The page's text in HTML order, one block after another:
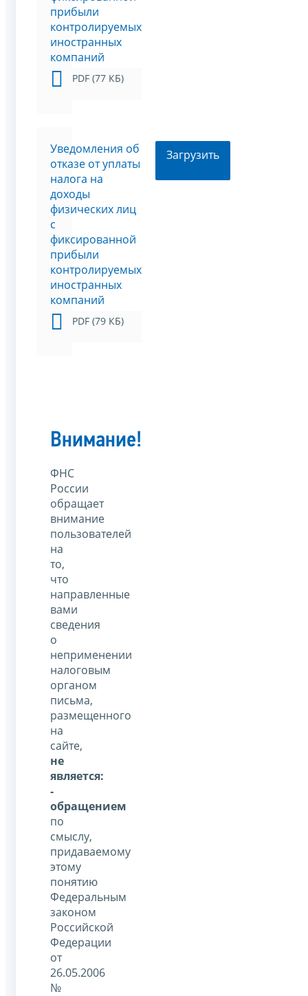
прибыли
контролируемых
иностранных
компаний
PDF (77 КБ)
Уведомления об
отказе от уплаты
налога на
доходы
физических лиц
с
фиксированной
прибыли
контролируемых
иностранных
компаний
PDF (79 КБ)
Загрузить
Внимание!
ФНС
России
обращает
внимание
пользователей
на
то,
что
направленные
вами
сведения
о
неприменении
налоговым
органом
письма,
размещенного
на
сайте,
не
является:
-
обращением
по
смыслу,
придаваемому
этому
понятию
Федеральным
законом
Российской
Федерации
от
26.05.2006
№